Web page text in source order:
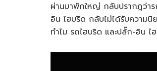
ผ่านมาพักใหญ่ กลับปรากฎว่า
อิน ไฮบริด กลับไม่ได้รับความนิ
ทำไม รถไฮบริด และปลั๊ก-อิน ไ